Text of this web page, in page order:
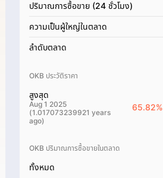
ปริมาณการซื้อขาย (24 ชั่วโมง)
ความเป็นผู้ใหญ่ในตลาด
ลำดับตลาด
OKB ประวัติราคา
สูงสุด
Aug 1 2025
(1.017073239921 years
ago)
65.82%
OKB ปริมาณการซื้อขายในตลาด
ทั้งหมด